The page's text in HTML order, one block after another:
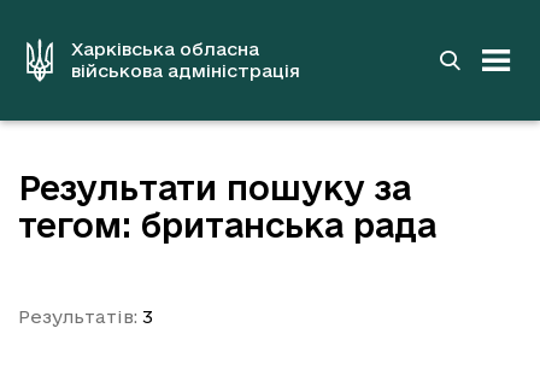
вмістуХарківська обласна
військова адміністрація
Результати пошуку за
тегом: британська рада
Результатів: 3